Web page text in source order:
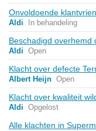
Onvoldoende
Aldi In behandeling
Beschadigd overhemd
Aldi Open
Klacht over defecte
Albert Heijn Open
Klacht over kwaliteit
Aldi Opgelost
Alle klachten in